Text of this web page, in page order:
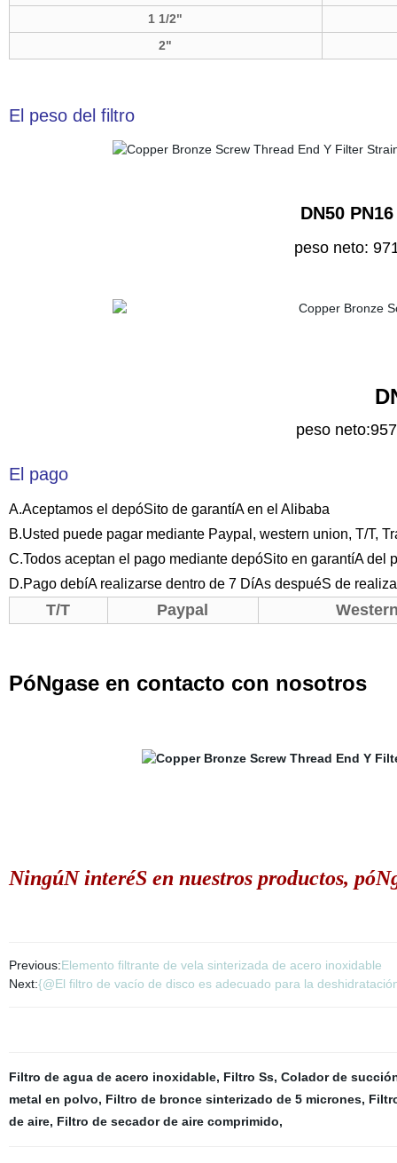
1 1/2"
2"
El peso del filtro
DN50
peso neto:
peso
El pago
A.Aceptamos el depóSito de garantíA en el Alibaba
B.Usted puede pagar mediante Paypal, western union, T/T,
C.Todos aceptan el pago mediante depóSito en garantíA del
D.Pago debíA realizarse dentro de 7 DíAs despuéS de
T/T Paypal
PóNgase en contacto con nosotros
NingúN interéS en nuestros productos,
Previous:Elemento filtrante de vela sinterizada de acero inoxidable
Next:{@El filtro de vacío de disco es adecuado para la
Filtro de agua de acero inoxidable, Filtro Ss, Colador de
metal en polvo, Filtro de bronce sinterizado de 5 micrones,
de aire, Filtro de secador de aire comprimido,